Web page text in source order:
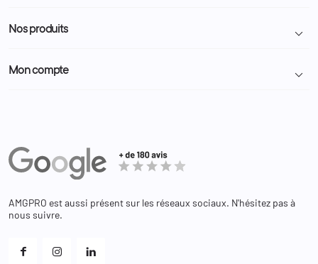
Demande de devis
Nous contacter
Programme Fidélité
Administration
Nos produits 
Police Municipale | ASVP
Equipements
Bagagerie
Mon compte 
Adresses
Bons de réduction
Et les cookies ?
AMGPRO est aussi présent sur les réseaux sociaux. N'hésitez pas à
nous suivre.